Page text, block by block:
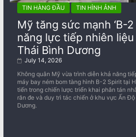
TIN HÀNG ĐẦU TIN HÌNH ẢNH
Mỹ tăng sức mạnh ‘B-2
năng lực tiếp nhiên
Thái Bình Dương
July 14, 2026
Không quân Mỹ vừa trình diễn khả năng
máy bay ném bom tàng hình B-2 Spirit tại
tiến trong chiến lược triển khai phân tán
răn đe và duy trì tác chiến ở khu vực Ấn Độ
Dương.